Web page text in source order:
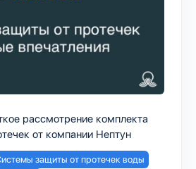
рассмотрение комплекта
от компании Нептун
защиты от протечек воды